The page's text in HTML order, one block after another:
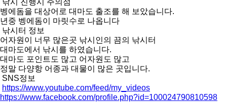
벵에돔을 대상어로 대마도 출조를 해 보았습니다.
년중 벵에돔이 마릿수로 나옵니다
낚시터 정보
어자원이 너무 많은곳 낚시인의 끔의 낚시터
대마도에서 낚시를 하였습니다.
대마도 포인트도 많고 어자원도 많고
정말 다양항 어종과 대물이 많은 곳입니다.
SNS정보
https://www.youtube.com/feed/my_videos
https://www.facebook.com/profile.php?id=100024790810598